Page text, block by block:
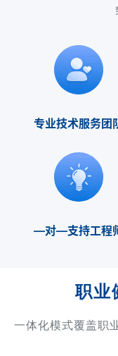
专业技术服务团
—对―支持工程
职业
一体化模式覆盖职